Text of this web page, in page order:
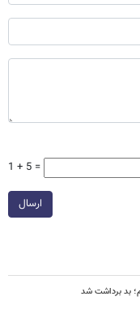
1 + 5 =
ارسال
بد برداشت شد